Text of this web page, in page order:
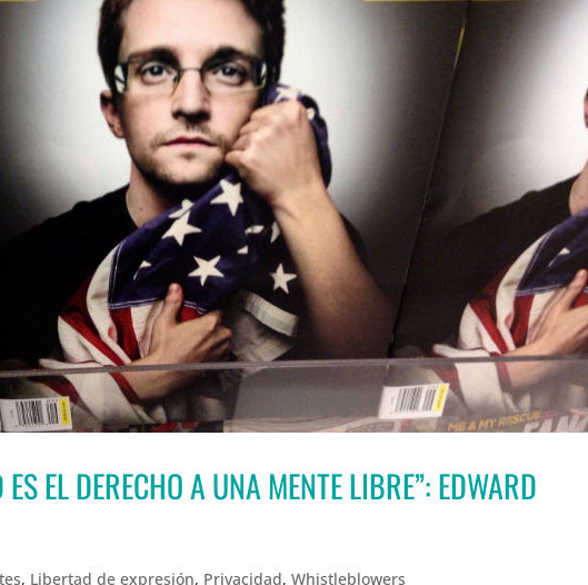
EL DERECHO A UNA MENTE LIBRE”: EDWARD
, Libertad de expresión, Privacidad,Whistleblowers